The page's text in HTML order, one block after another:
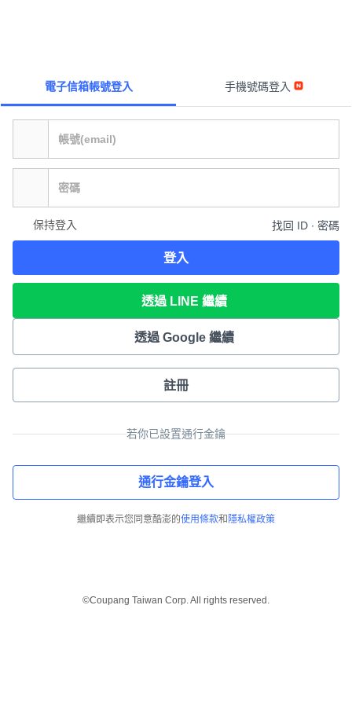
電子信箱帳號登入 手機號碼登入
保持登入 找回 ID ∙ 密碼
登入
透過 LINE 繼續
透過 Google 繼續
註冊
若你已設置通行金鑰
通行金鑰登入
繼續即表示您同意酷澎的使用條款和 隱私權政策
©Coupang Taiwan Corp. All rights reserved.